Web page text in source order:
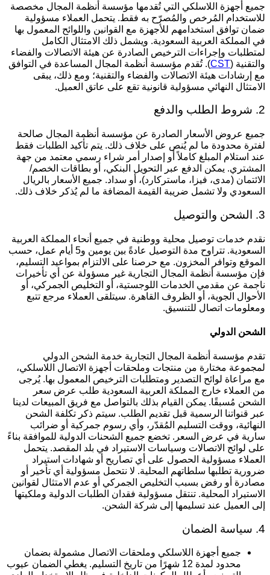
أجهزة اللاسلكي التي تُقدمها مؤسسة أنظمة المجال مخصصة
المُرخص والمُصرّح به فقط. يتحمل العملاء مسؤولية
توافق استخدامهم للأجهزة مع القوانين واللوائح المعمول بها
المملكة العربية السعودية. ويشمل ذلك الامتثال الكامل
وإجراءات الترخيص الصادرة عن هيئة الاتصالات والفضاء
(
CST). تُقدم مؤسسة أنظمة المجال المساعدة في التوافق
إرشادات هيئة الاتصالات والفضاء والتقنية؛ ومع ذلك، يبقى
النهائي مسؤولية قانونية تقع على عاتق العميل.
عروض الأسعار الصادرة عن مؤسسة أنظمة المجال صالحة
محدودة ما لم يُنص على خلاف ذلك. يتم تأكيد الطلبات فقط
استلام المبلغ كاملاً أو إصدار أمر شراء رسمي معتمد من جهة
يمكن الدفع عبر التحويل البنكي، أو بطاقات الخصم/
(مدى، فيزا، ماستركارد)، أو سداد. جميع الأسعار بالريال
ولا تشمل ضريبة القيمة المضافة ما لم يُذكر خلاف ذلك.
خدمات توصيل محلية ووطنية في جميع أنحاء المملكة العربية
السعودية. تتراوح مدة التوصيل عادةً بين يومين و5 أيام عمل، حسب
وتوافر المخزون. مع حرصنا على الالتزام بمواعيد التسليم،
مؤسسة أنظمة المجال التجارية غير مسؤولة عن أي تأخيرات
عن مقدمي الخدمات اللوجستية، أو التخليص الجمركي، أو
الجوية، أو الظروف القاهرة. سيتلقى العملاء مرجع تتبع
اتصال للتنسيق.
الدولي
مؤسسة أنظمة المجال التجارية خدمة الشحن الدولي
مختارة من منتجات وملحقات أجهزة الاتصال اللاسلكي،
مراعاة لوائح التصدير ومتطلبات الترخيص المعمول بها. يُرجى
العملاء خارج المملكة العربية السعودية طلب عرض سعر
مُسبقًا. يمكن القيام بذلك بالتواصل مع فريق المبيعات لدينا
قنواتنا الرسمية قبل تقديم الطلب. سيتم ذكر تكلفة الشحن
ووقت التسليم المُقدّر، وأي رسوم جمركية أو ضرائب
في عرض السعر. تخضع جميع الشحنات الدولية للموافقة بناءً
لوائح الاتصالات وسياسات الاستيراد في بلد المقصد. يتحمل
مسؤولية الحصول على أي تصاريح أو شهادات استيراد
تطلبها سلطاتهم المحلية. لا نتحمل مسؤولية أي تأخير أو
أو رفض بسبب التخليص الجمركي أو عدم الامتثال لقوانين
المحلية. تنتقل مسؤولية فقدان الطلبات الدولية وملكيتها
العميل عند تسليمها إلى شركة الشحن.
جميع أجهزة اللاسلكي وملحقات الاتصال مشمولة بضمان
محدود لمدة 12 شهرًا من تاريخ التسليم. يغطي الضمان عيوب